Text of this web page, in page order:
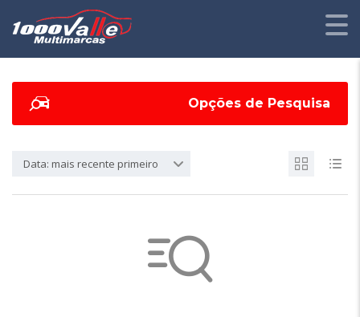
Opções de Pesquisa
Data: mais recente primeiro